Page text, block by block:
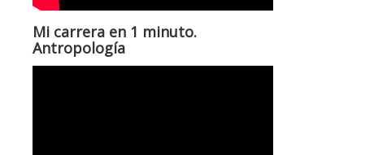
Mi carrera en 1 minuto.
Antropología